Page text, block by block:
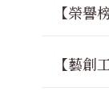
【榮
【藝創